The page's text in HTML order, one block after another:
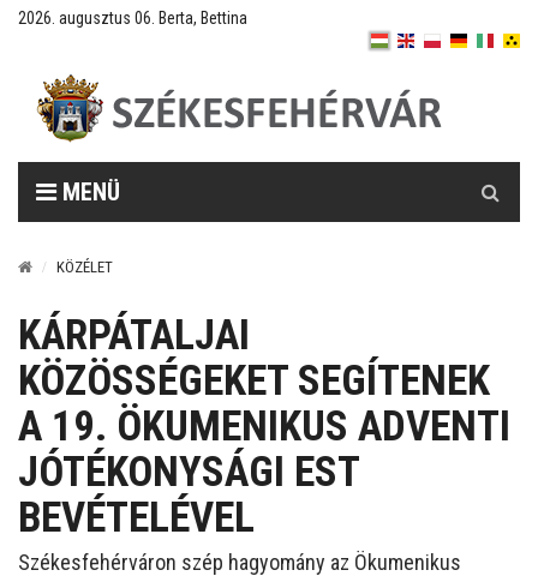
2026. augusztus 06. Berta, Bettina
MENÜ
KÖZÉLET
KÁRPÁTALJAI
KÖZÖSSÉGEKET SEGÍTENEK
A 19. ÖKUMENIKUS ADVENTI
JÓTÉKONYSÁGI EST
BEVÉTELÉVEL
Székesfehérváron szép hagyomány az Ökumenikus